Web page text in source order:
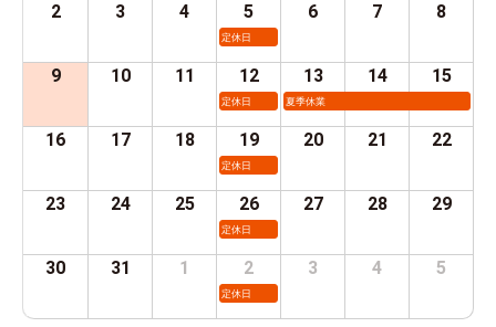
2 3 4 5
定休日
6 7 8
9 10 11 12
定休日
13
夏季休業
14 15
16 17 18 19
定休日
20 21 22
23 24 25 26
定休日
27 28 29
30 31 1 2
定休日
3 4 5